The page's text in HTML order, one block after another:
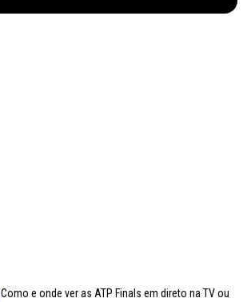
Como e onde ver as ATP Finals em direto na TV ou